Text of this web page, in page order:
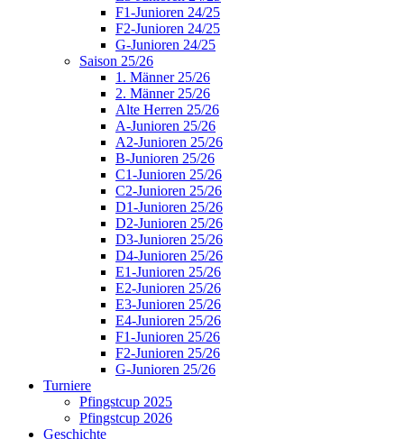
F1-Junioren 24/25
F2-Junioren 24/25
G-Junioren 24/25
Saison 25/26
1. Männer 25/26
2. Männer 25/26
Alte Herren 25/26
A-Junioren 25/26
A2-Junioren 25/26
B-Junioren 25/26
C1-Junioren 25/26
C2-Junioren 25/26
D1-Junioren 25/26
D2-Junioren 25/26
D3-Junioren 25/26
D4-Junioren 25/26
E1-Junioren 25/26
E2-Junioren 25/26
E3-Junioren 25/26
E4-Junioren 25/26
F1-Junioren 25/26
F2-Junioren 25/26
G-Junioren 25/26
Turniere
Pfingstcup 2025
Pfingstcup 2026
Geschichte